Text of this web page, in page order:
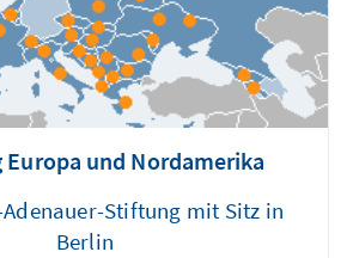
und Nordamerika
Stiftung mit Sitz in
Berlin